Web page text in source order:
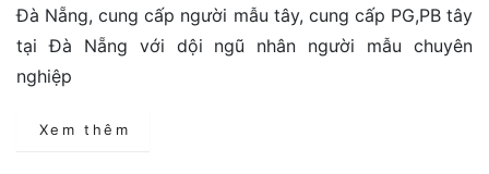
Đà Nẵng, cung cấp người mẫu tây, cung cấp PG,PB tây
tại Đà Nẵng với dội ngũ nhân người mẫu chuyên
nghiệp
Xem thêm